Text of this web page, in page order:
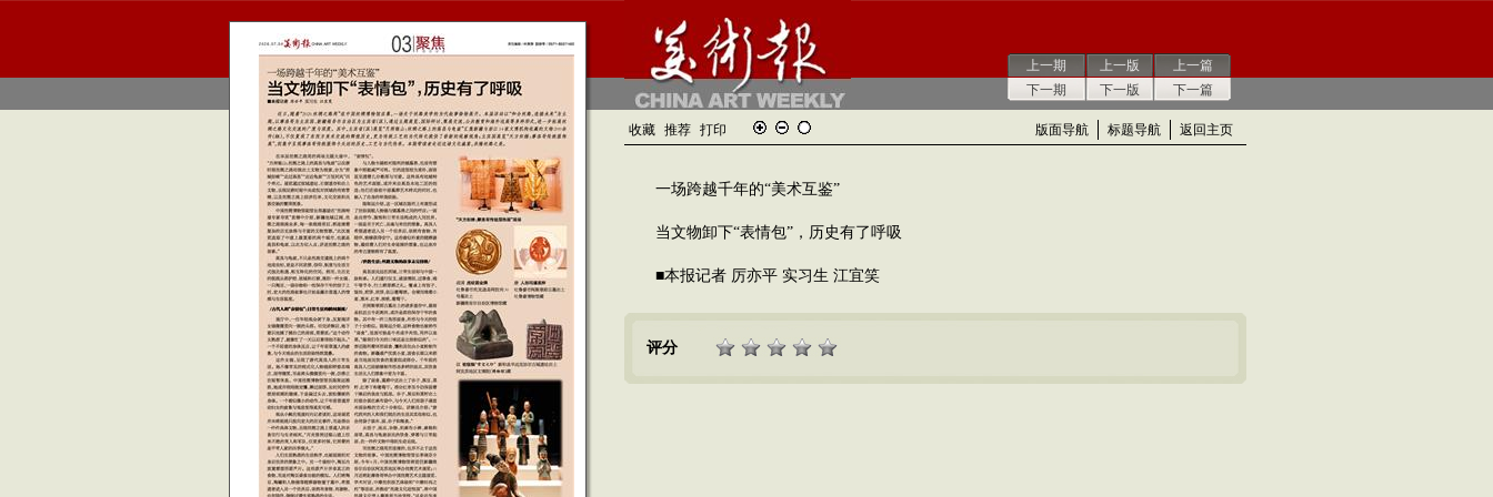
上一期
下一期
上一版
下一版
上一篇
下一篇
收藏 推荐 打印 版面导航 标题导航 返回主页
一场跨越千年的“美术互鉴”
当文物卸下“表情包”，历史有了呼吸
■本报记者 厉亦平 实习生 江宜笑
评分